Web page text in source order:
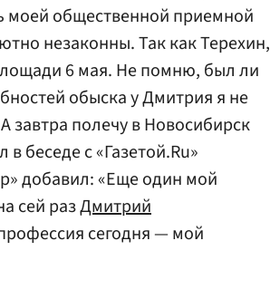
моей общественной приемной
незаконны. Так как Терехин,
6 мая. Не помню, был ли
обыска у Дмитрия я не
завтра полечу в Новосибирск
беседе с «Газетой.Ru»
добавил: «Еще один мой
сей разДмитрий
сегодня — мой